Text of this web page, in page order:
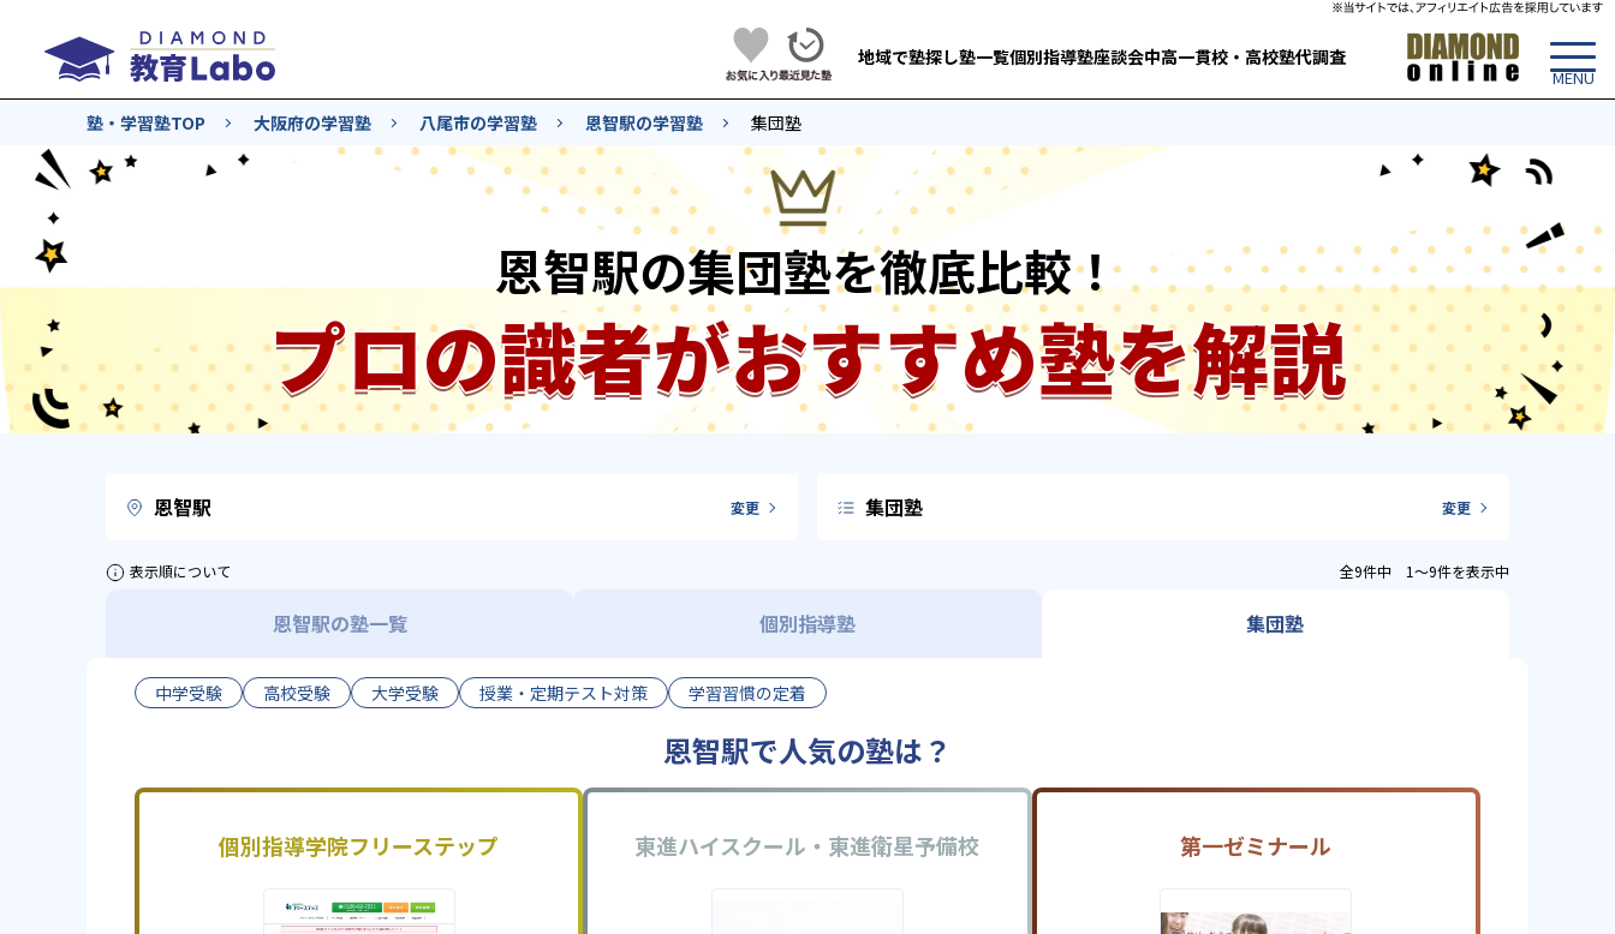
地域で塾探し塾一覧個別指導塾座談会中高一貫校・高校塾代調査
塾・学習塾TOP 大阪府の学習塾 八尾市の学習塾 恩智駅の学習塾 集団塾
恩智駅の集団塾を徹底比較！
プロの識者がおすすめ塾を解説
恩智駅 変更 集団塾 変更
表示順について 全9件中 1〜9件を表示中
恩智駅の塾一覧 個別指導塾 集団塾
中学受験 高校受験 大学受験 授業・定期テスト対策 学習習慣の定着
恩智駅で人気の塾は？
個別指導学院フリーステップ 東進ハイスクール・東進衛星予備校 第一ゼミナール